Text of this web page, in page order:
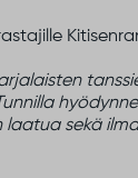
sekä